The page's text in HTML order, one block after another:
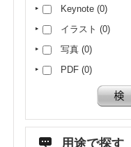
Keynote (0)
イラスト (0)
写真 (0)
PDF (0)
用途で探す